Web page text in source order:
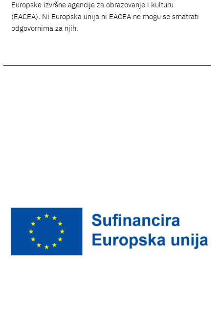
Europske izvršne agencije za obrazovanje i kulturu
(EACEA). Ni Europska unija ni EACEA ne mogu se smatrati
odgovornima za njih.